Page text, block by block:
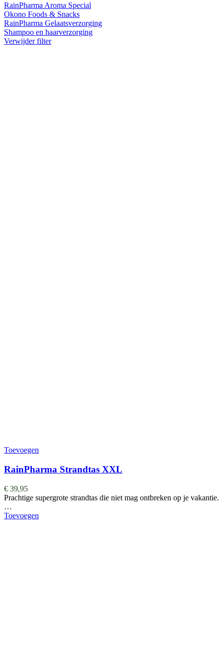
RainPharma Aroma Special
Okono Foods & Snacks
RainPharma Gelaatsverzorging
Shampoo en haarverzorging
Verwijder filter
Toevoegen
RainPharma Strandtas XXL
€ 39,95
Prachtige supergrote strandtas die niet mag ontbreken op je vakantie.
…
Toevoegen